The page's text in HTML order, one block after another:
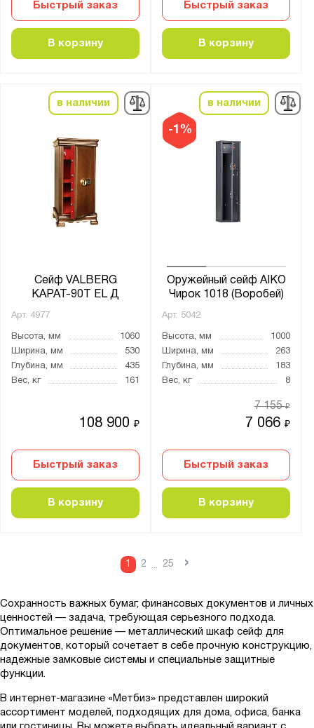
Быстрый заказ
В корзину
Быстрый заказ
В корзину
в наличии
Сейф VALBERG
КАРАТ-90T EL Д
Арт. 4977
Высота, мм
1060
Ширина, мм
530
Глубина, мм
435
Вес, кг
161
108 900₽
Быстрый заказ
В корзину
-1%
в наличии
Оружейный сейф AIKO
Чирок 1018 (Воробей)
Арт. 5042
Высота, мм
1000
Ширина, мм
263
Глубина, мм
183
Вес, кг
8
7 066₽
7 155₽
Быстрый заказ
В корзину
1 2 ... 25 ›
Сохранность важных бумаг, финансовых документов и личных
ценностей — задача, требующая серьезного подхода.
Оптимальное решение — металлический шкаф сейф для
документов, который сочетает в себе прочную конструкцию,
надежные замковые системы и специальные защитные
функции.
В интернет-магазине «Метбиз» представлен широкий
ассортимент моделей, подходящих для дома, офиса, банка